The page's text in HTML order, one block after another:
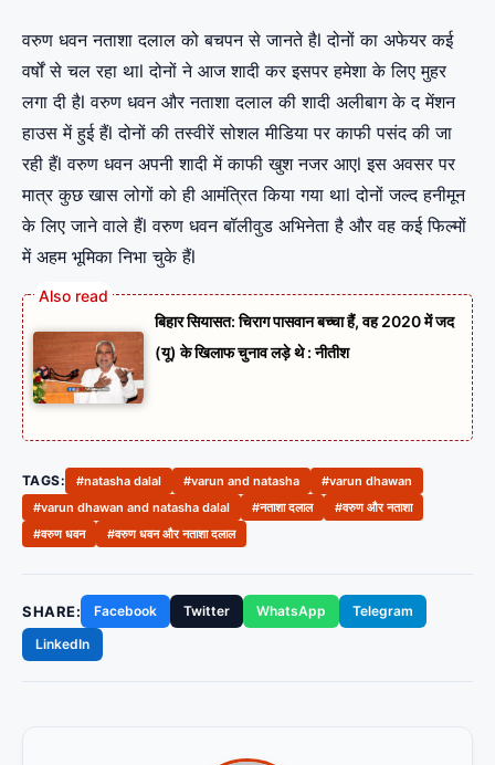
वरुण धवन नताशा दलाल को बचपन से जानते हैl दोनों का अफेयर कई
वर्षों से चल रहा थाl दोनों ने आज शादी कर इसपर हमेशा के लिए मुहर
लगा दी हैl वरुण धवन और नताशा दलाल की शादी अलीबाग के द मेंशन
हाउस में हुई हैंl दोनों की तस्वीरें सोशल मीडिया पर काफी पसंद की जा
रही हैंl वरुण धवन अपनी शादी में काफी खुश नजर आएl इस अवसर पर
मात्र कुछ खास लोगों को ही आमंत्रित किया गया थाl दोनों जल्द हनीमून
के लिए जाने वाले हैंl वरुण धवन बॉलीवुड अभिनेता है और वह कई फिल्मों
में अहम भूमिका निभा चुके हैंl
बिहार सियासत: चिराग पासवान बच्चा हैं, वह 2020 में जद
(यू) के खिलाफ चुनाव लड़े थे : नीतीश
TAGS: #natasha dalal #varun and natasha
#varun dhawan
#varun dhawan and natasha dalal
#नताशा दलाल
#वरुण और नताशा
#वरुण धवन
#वरुण धवन और नताशा दलाल
SHARE: Facebook Twitter WhatsApp
Telegram
LinkedIn